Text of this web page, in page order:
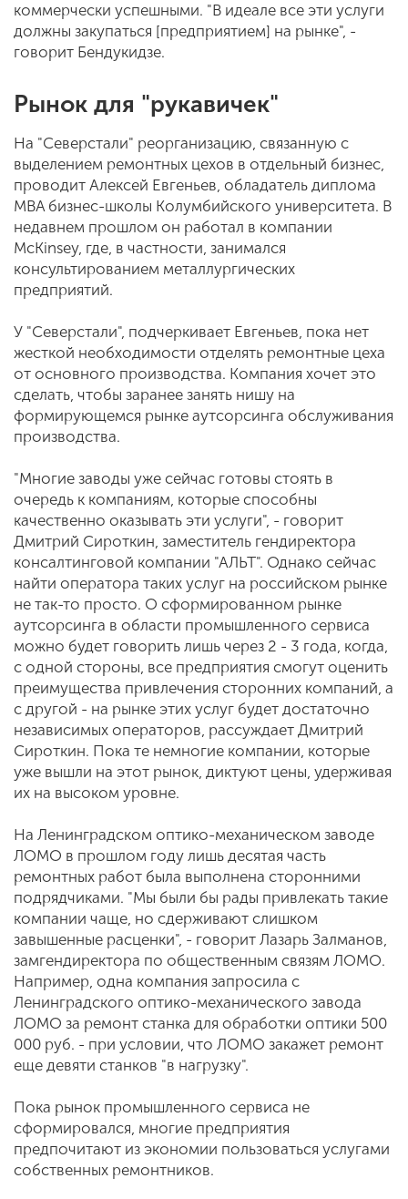
коммерчески успешными. "В идеале все эти услуги
должны закупаться [предприятием] на рынке", -
говорит Бендукидзе.
Рынок для "рукавичек"
На "Северстали" реорганизацию, связанную с
выделением ремонтных цехов в отдельный бизнес,
проводит Алексей Евгеньев, обладатель диплома
MBA бизнес-школы Колумбийского университета. В
недавнем прошлом он работал в компании
McKinsey, где, в частности, занимался
консультированием металлургических
предприятий.
У "Северстали", подчеркивает Евгеньев, пока нет
жесткой необходимости отделять ремонтные цеха
от основного производства. Компания хочет это
сделать, чтобы заранее занять нишу на
формирующемся рынке аутсорсинга обслуживания
производства.
"Многие заводы уже сейчас готовы стоять в
очередь к компаниям, которые способны
качественно оказывать эти услуги", - говорит
Дмитрий Сироткин, заместитель гендиректора
консалтинговой компании "АЛЬТ". Однако сейчас
найти оператора таких услуг на российском рынке
не так-то просто. О сформированном рынке
аутсорсинга в области промышленного сервиса
можно будет говорить лишь через 2 - 3 года, когда,
с одной стороны, все предприятия смогут оценить
преимущества привлечения сторонних компаний, а
с другой - на рынке этих услуг будет достаточно
независимых операторов, рассуждает Дмитрий
Сироткин. Пока те немногие компании, которые
уже вышли на этот рынок, диктуют цены, удерживая
их на высоком уровне.
На Ленинградском оптико-механическом заводе
ЛОМО в прошлом году лишь десятая часть
ремонтных работ была выполнена сторонними
подрядчиками. "Мы были бы рады привлекать такие
компании чаще, но сдерживают слишком
завышенные расценки", - говорит Лазарь Залманов,
замгендиректора по общественным связям ЛОМО.
Например, одна компания запросила с
Ленинградского оптико-механического завода
ЛОМО за ремонт станка для обработки оптики 500
000 руб. - при условии, что ЛОМО закажет ремонт
еще девяти станков "в нагрузку".
Пока рынок промышленного сервиса не
сформировался, многие предприятия
предпочитают из экономии пользоваться услугами
собственных ремонтников.